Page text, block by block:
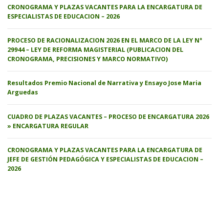
CRONOGRAMA Y PLAZAS VACANTES PARA LA ENCARGATURA DE
ESPECIALISTAS DE EDUCACION – 2026
PROCESO DE RACIONALIZACION 2026 EN EL MARCO DE LA LEY N°
29944 – LEY DE REFORMA MAGISTERIAL (PUBLICACION DEL
CRONOGRAMA, PRECISIONES Y MARCO NORMATIVO)
Resultados Premio Nacional de Narrativa y Ensayo Jose Maria
Arguedas
CUADRO DE PLAZAS VACANTES – PROCESO DE ENCARGATURA 2026
» ENCARGATURA REGULAR
CRONOGRAMA Y PLAZAS VACANTES PARA LA ENCARGATURA DE
JEFE DE GESTIÓN PEDAGÓGICA Y ESPECIALISTAS DE EDUCACION –
2026